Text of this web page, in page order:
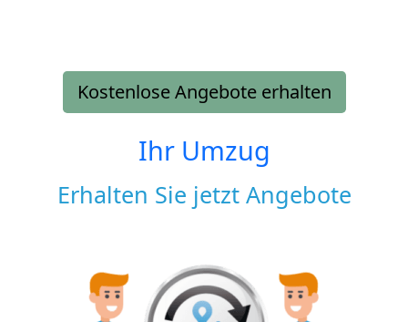
Kostenlose Angebote erhalten
Ihr Umzug
Erhalten Sie jetzt Angebote